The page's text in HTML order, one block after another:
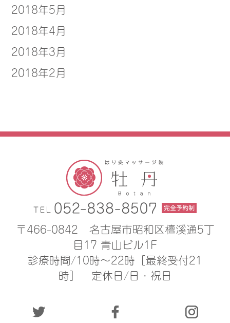
2018年5月
2018年4月
2018年3月
2018年2月
〒466-0842
名古屋市昭和区檀溪通5丁
目17 青山ビル1F
診療時間/10時〜22時［最終受付21
時］
定休日/日・祝日